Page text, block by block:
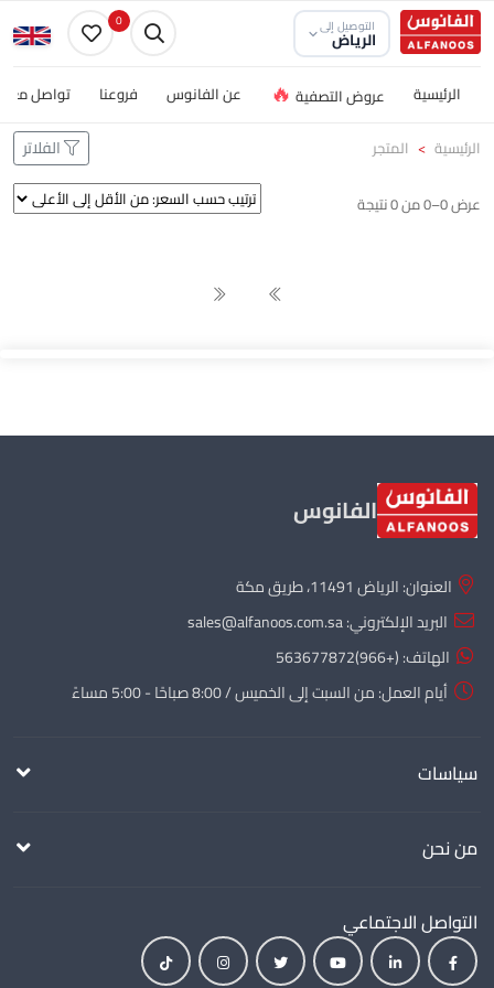
التوصيل إلى
الرياض
0
الرئيسية عروض التصفية 🔥 عن الفانوس فروعنا تواصل معنا
الرئيسية المتجر الفلاتر
عرض 0–0 من 0 نتيجة
الفانوس
العنوان: الرياض 11491، طريق مكة
البريد الإلكتروني:sales@alfanoos.com.sa
الهاتف:(+966)563677872
أيام العمل: من السبت إلى الخميس / 8:00 صباحًا - 5:00 مساءً
سياسات
من نحن
التواصل الاجتماعي